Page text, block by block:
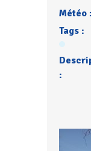
Météo :
Tags :
: